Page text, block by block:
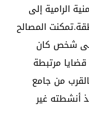
الرامية إلى
المصالح
شخص كان
مرتبطة
من جامع
أنشطته غير